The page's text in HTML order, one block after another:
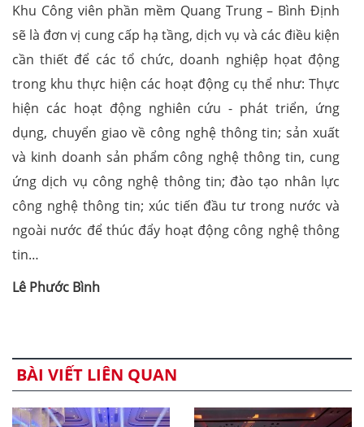
Khu Công viên phần mềm Quang Trung – Bình Định
sẽ là đơn vị cung cấp hạ tầng, dịch vụ và các điều kiện
cần thiết để các tổ chức, doanh nghiệp họat động
trong khu thực hiện các hoạt động cụ thể như: Thực
hiện các hoạt động nghiên cứu - phát triển, ứng
dụng, chuyển giao về công nghệ thông tin; sản xuất
và kinh doanh sản phẩm công nghệ thông tin, cung
ứng dịch vụ công nghệ thông tin; đào tạo nhân lực
công nghệ thông tin; xúc tiến đầu tư trong nước và
ngoài nước để thúc đẩy hoạt động công nghệ thông
tin…
Lê Phước Bình
BÀI VIẾT LIÊN QUAN